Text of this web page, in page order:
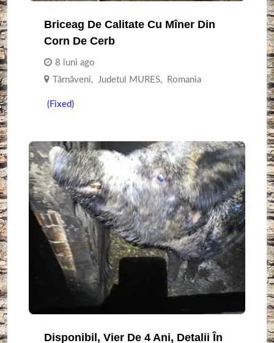
Briceag De Calitate Cu Mîner Din
Corn De Cerb
8 luni ago
Târnăveni, Judetul MURES, Romania
(Fixed)
Disponibil, Vier De 4 Ani, Detalii În